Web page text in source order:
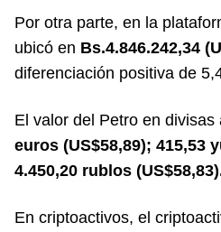
Por otra parte, en la
ubicó en Bs.4.846.242,34
diferenciación positiva de
El valor del Petro en divisas
euros (US$58,89); 415,53
4.450,20 rublos
En criptoactivos, el